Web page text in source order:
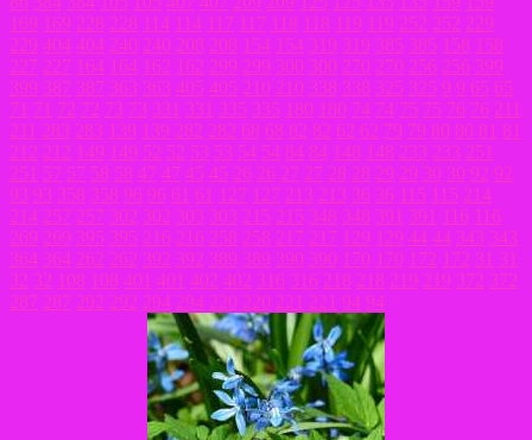
169 169 228 228 114 114 117 117 118 118 119 119 252 252 229
229 404 404 240 240 208 208 154 154 319 319 385 385 158 158
227 227 164 164 162 162 299 299 300 300 270 270 256 256 399
399 387 387 363 363 405 405 210 210 338 338 325 325 9 9 65 65
71 71 72 72 73 73 331 331 335 335 180 180 74 74 75 75 76 76 211
211 283 283 139 139 282 282 68 68 82 82 62 62 79 79 80 80 81 81
212 212 149 149 52 52 53 53 54 54 84 84 148 148 233 233 251
251 57 57 58 58 47 47 45 45 26 26 27 27 28 28 29 29 30 30 92 92
93 93 358 358 96 96 61 61 127 127 213 213 36 36 115 115 214
214 257 257 302 302 303 303 215 215 348 348 391 391 116 116
269 269 395 395 216 216 258 258 217 217 129 129 44 44 343 343
364 364 262 262 392 392 389 389 390 390 170 170 172 172 31 31
32 32 108 108 401 401 402 402 316 316 218 218 219 219 372 372
287 287 292 292 294 294 220 220 221 221 94 94